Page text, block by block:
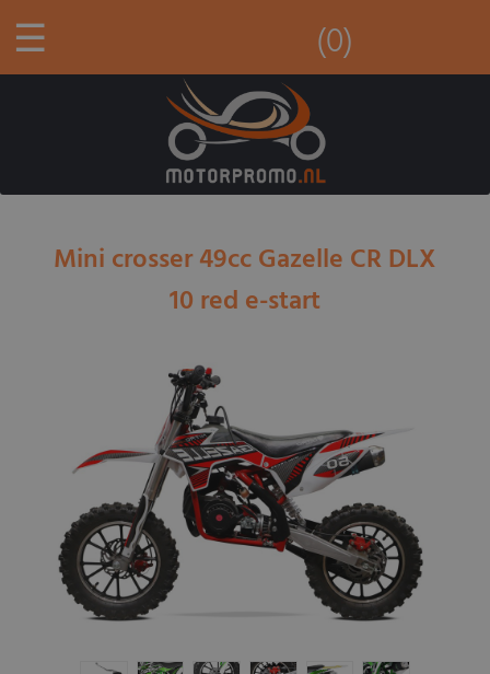
☰ (0)
Mini crosser 49cc Gazelle CR DLX
10 red e-start